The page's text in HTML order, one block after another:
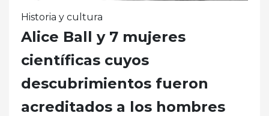
Historia y cultura
Alice Ball y 7 mujeres
científicas cuyos
descubrimientos fueron
acreditados a los hombres